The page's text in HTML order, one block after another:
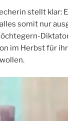
stellt klar:
somit nur
im Herbst für